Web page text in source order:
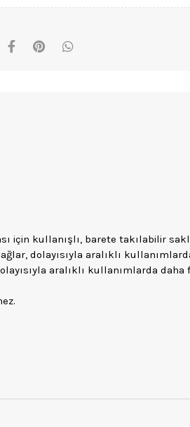
için kullanışlı, barete takılabilir
dolayısıyla aralıklı
aralıklı kullanımlarda daha